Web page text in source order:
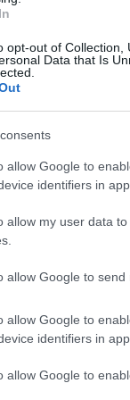
opt-out of Collection,
Data that Is
allow Google to
identifiers in
allow my user data
allow Google to
allow Google to
identifiers in
allow Google to
az